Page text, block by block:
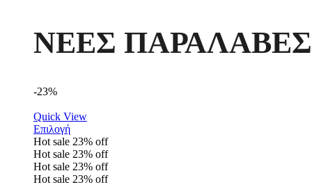
ΝΕΕΣ ΠΑΡΑΛΑΒΕΣ
-23%
Quick View
Επιλογή
Hot sale 23% off
Hot sale 23% off
Hot sale 23% off
Hot sale 23% off